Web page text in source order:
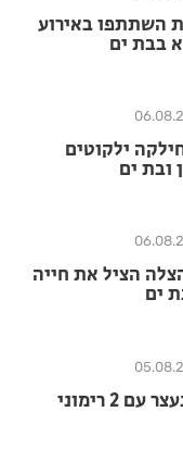
השתתפו באירוע
בבת ים
ילקוטים
ובת ים
הציל את חייה
ים
תושב בת ים נעצר עם 2 רימוני